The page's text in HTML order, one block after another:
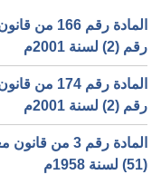
المادة رقم
رقم (2) لسنة 2001م
المادة رقم
رقم (2) لسنة 2001م
المادة رقم 3
(51) لسنة 1958م